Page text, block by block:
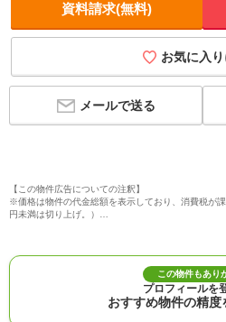
資料請求(無料)
お気に入
メールで送る
【この物件広告についての注釈】
※価格は物件の代金総額を表示しており、消費税が
円未満は切り上げ。）
※写真に写っている、またはパース（絵）や間取り
※建築条件付き土地価格には、建物価格は含まれま
※物件情報は、原則として情報提供日の２日前に最終
※完成予想図はいずれも外構、植栽、外観等実際の
※モデルルーム・モデルハウス・展示場・ショール
この物件もあり
プロフィールを
おすすめ物件の精度